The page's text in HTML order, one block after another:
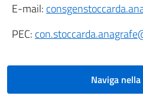
E-mail:
PEC:
Naviga